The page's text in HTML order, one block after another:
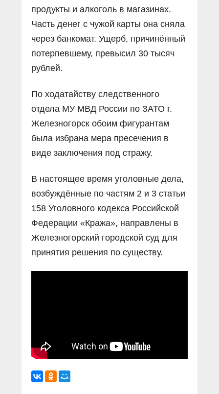
продукты и алкоголь в магазинах.
Часть денег с чужой карты она сняла
через банкомат. Ущерб, причинённый
потерпевшему, превысил 30 тысяч
рублей.
По ходатайству следственного
отдела МУ МВД России по ЗАТО г.
Железногорск обоим фигурантам
была избрана мера пресечения в
виде заключения под стражу.
В настоящее время уголовные дела,
возбуждённые по частям 2 и 3 статьи
158 Уголовного кодекса Российской
Федерации «Кража», направлены в
Железногорский городской суд для
принятия решения по существу.